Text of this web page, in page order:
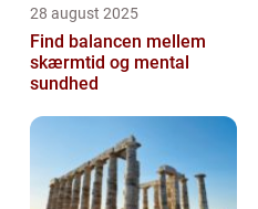
28 august 2025
Find balancen mellem
skærmtid og mental
sundhed